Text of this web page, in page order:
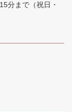
分まで （祝日・